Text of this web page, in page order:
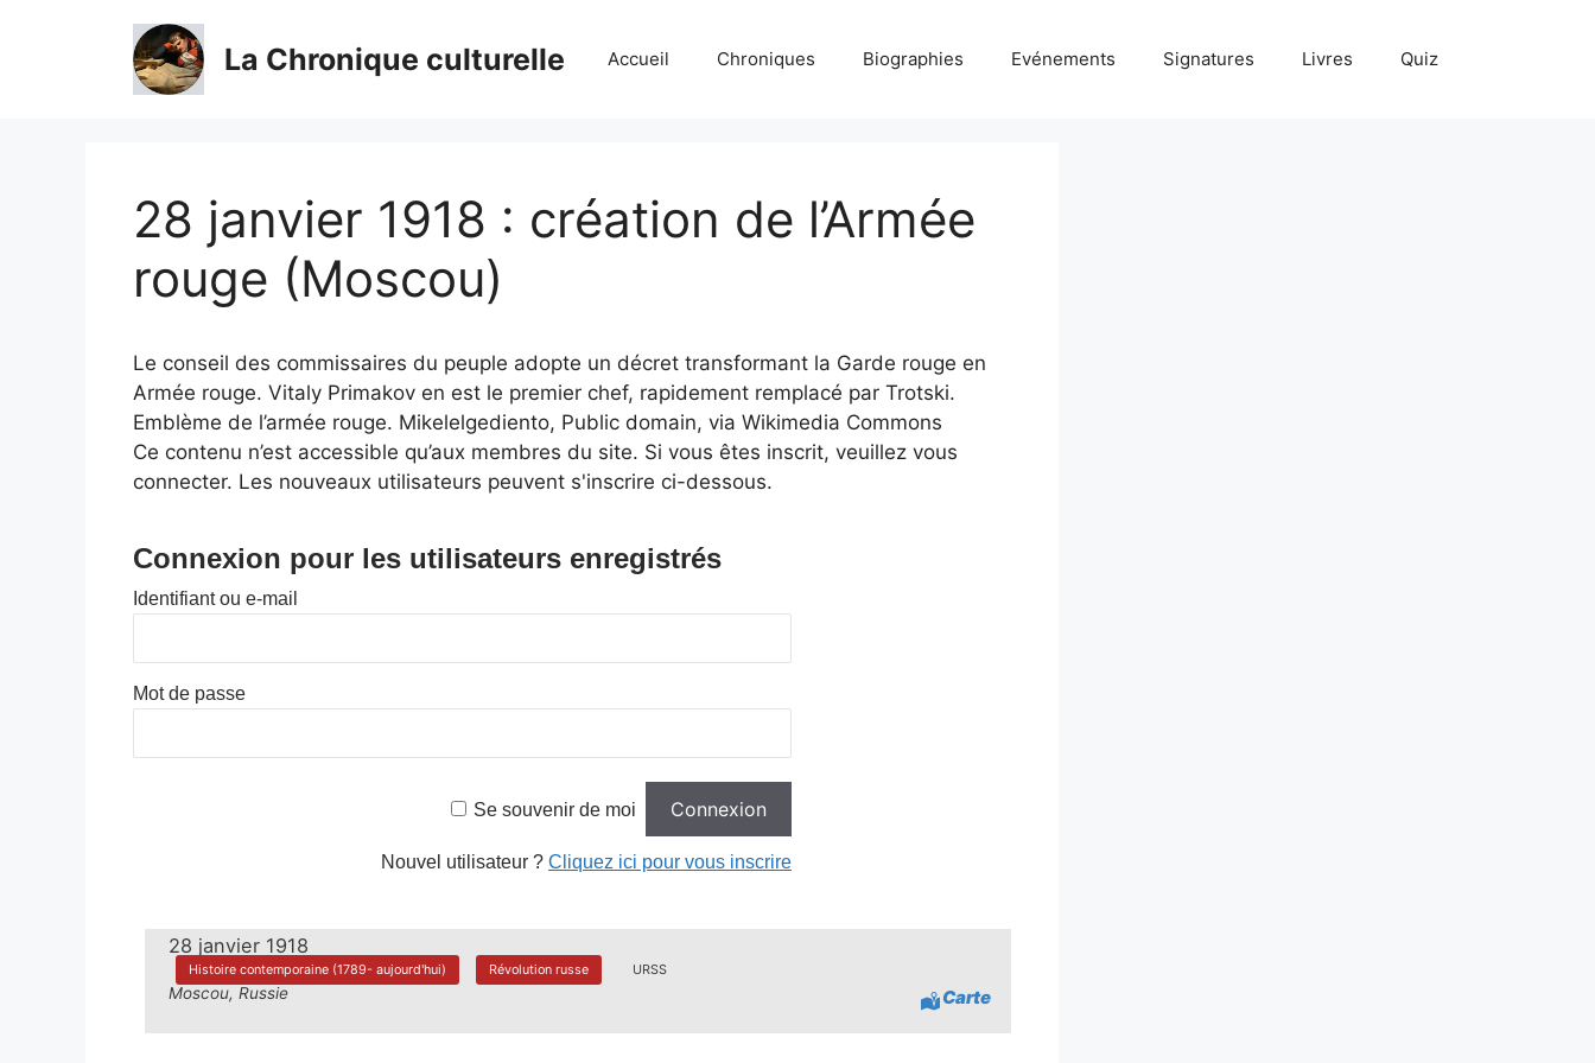
La Chronique culturelle Accueil Chroniques Biographies Evénements Signatures Livres Quiz
28 janvier 1918 : création de l’Armée
rouge (Moscou)
Le conseil des commissaires du peuple adopte un décret transformant la Garde rouge en
Armée rouge. Vitaly Primakov en est le premier chef, rapidement remplacé par Trotski.
Emblème de l’armée rouge. Mikelelgediento, Public domain, via Wikimedia Commons
Ce contenu n’est accessible qu’aux membres du site. Si vous êtes inscrit, veuillez vous
connecter. Les nouveaux utilisateurs peuvent s'inscrire ci-dessous.
Connexion pour les utilisateurs enregistrés
Identifiant ou e-mail
Mot de passe
Se souvenir de moi
Nouvel utilisateur ? Cliquez ici pour vous inscrire
28 janvier 1918
Histoire contemporaine (1789- aujourd'hui) Révolution russe URSS
Moscou, Russie Carte